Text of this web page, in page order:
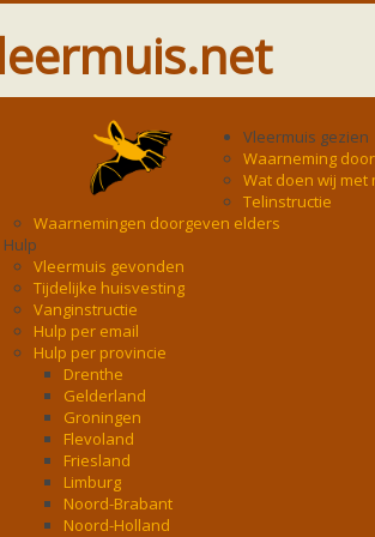
Vleermuis gezien
Waarneming
Wat doen wij met
Telinstructie
Waarnemingen doorgeven elders
Hulp
Vleermuis gevonden
Tijdelijke huisvesting
Vanginstructie
Hulp per email
Hulp per provincie
Drenthe
Gelderland
Groningen
Flevoland
Friesland
Limburg
Noord-Brabant
Noord-Holland